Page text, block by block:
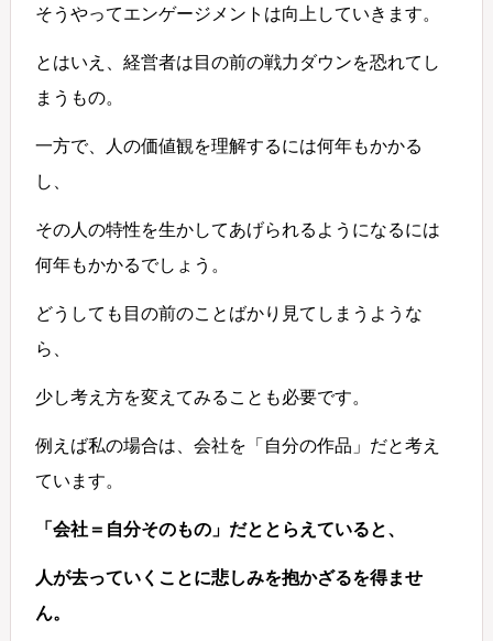
そうやってエンゲージメントは向上していきます。
とはいえ、経営者は目の前の戦力ダウンを恐れてし
まうもの。
一方で、人の価値観を理解するには何年もかかる
し、
その人の特性を生かしてあげられるようになるには
何年もかかるでしょう。
どうしても目の前のことばかり見てしまうような
ら、
少し考え方を変えてみることも必要です。
例えば私の場合は、会社を「自分の作品」だと考え
ています。
「会社＝自分そのもの」だととらえていると、
人が去っていくことに悲しみを抱かざるを得ませ
ん。